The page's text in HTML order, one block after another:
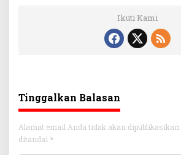
Ikuti Kami
Tinggalkan Balasan
Alamat email Anda tidak akan dipublikasikan.
ditandai *